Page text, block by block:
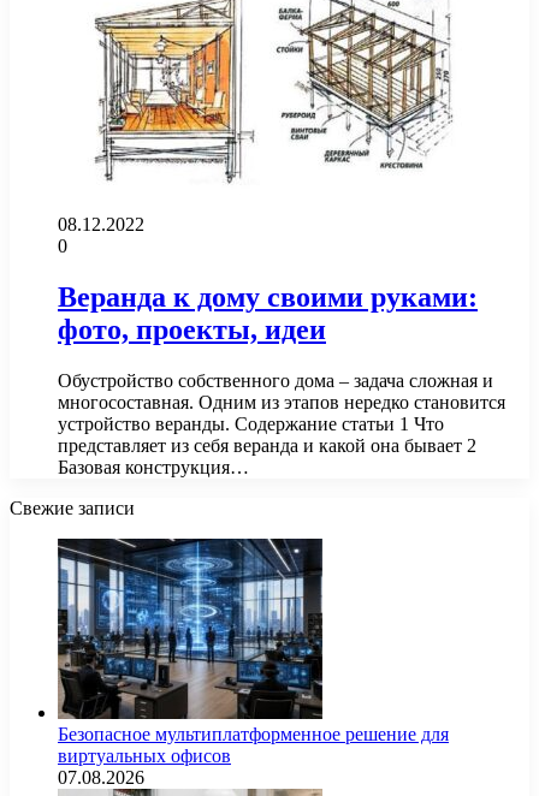
08.12.2022
0
Веранда к дому своими руками:
фото, проекты, идеи
Обустройство собственного дома – задача сложная и
многосоставная. Одним из этапов нередко становится
устройство веранды. Содержание статьи 1 Что
представляет из себя веранда и какой она бывает 2
Базовая конструкция…
Свежие записи
Безопасное мультиплатформенное решение для
виртуальных офисов
07.08.2026